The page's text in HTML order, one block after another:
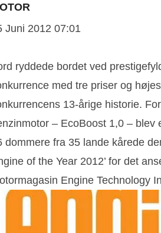
Juni 2012 07:01
ryddede bordet ved
med tre priser og
13-årige historie.
– EcoBoost 1,0 – blev
dommere fra 35 lande kårede
of the Year 2012’ for det
Engine Technology